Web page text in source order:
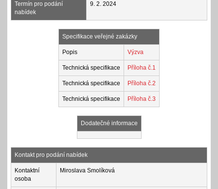
Termín pro podání
nabídek
9. 2. 2024
Specifikace veřejné zakázky
Popis Výzva
Technická specifikace Příloha č.1
Technická specifikace Příloha č.2
Technická specifikace Příloha č.3
Dodatečné informace
Kontakt pro podání nabídek
Kontaktní
osoba
Miroslava Smolíková